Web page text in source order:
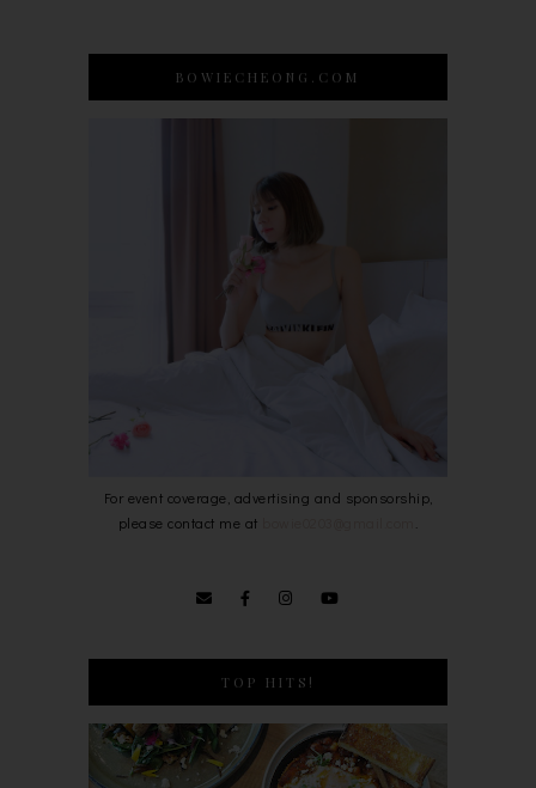
BOWIECHEONG.COM
For event coverage, advertising and sponsorship,
please contact me at
TOP HITS!